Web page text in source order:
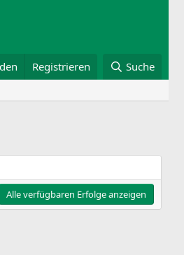
Registrieren Suche
Alle verfügbaren Erfolge anzeigen